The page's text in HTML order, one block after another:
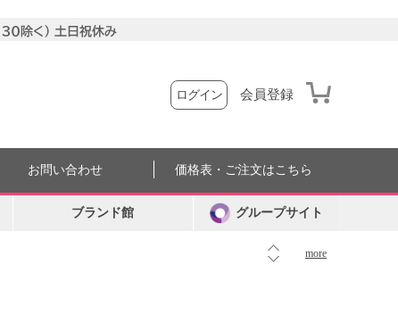
ログイン 会員登録
more
お問い合わせ 価格表・ご注文はこちら
ブランド館 グループサイト